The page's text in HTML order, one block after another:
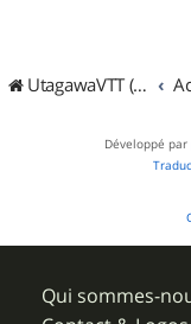
UtagawaVTT (Randos VTT et VTTAE avec traces GPS)
Développé par
Qui sommes-